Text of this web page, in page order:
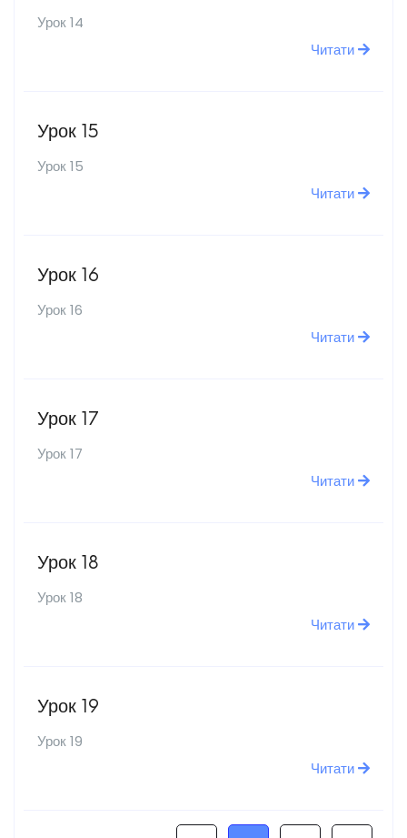
Урок 14
Читати
Урок 15
Урок 15
Читати
Урок 16
Урок 16
Читати
Урок 17
Урок 17
Читати
Урок 18
Урок 18
Читати
Урок 19
Урок 19
Читати